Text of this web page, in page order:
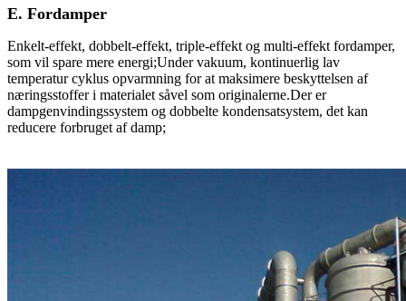
E. Fordamper
Enkelt-effekt, dobbelt-effekt, triple-effekt og multi-effekt fordamper,
som vil spare mere energi;Under vakuum, kontinuerlig lav
temperatur cyklus opvarmning for at maksimere beskyttelsen af ​​
næringsstoffer i materialet såvel som originalerne.Der er
dampgenvindingssystem og dobbelte kondensatsystem, det kan
reducere forbruget af damp;